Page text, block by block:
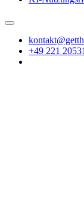
+49 221